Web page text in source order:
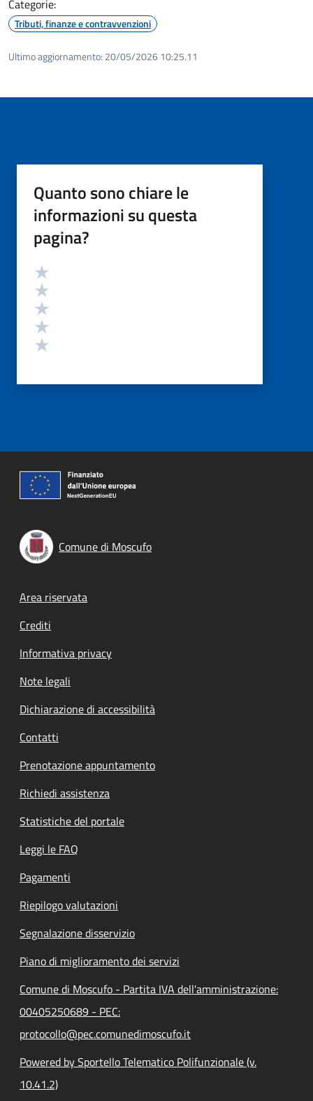
Categorie:
Tributi, finanze e contravvenzioni
Ultimo aggiornamento: 20/05/2026 10:25.11
Quanto sono chiare le
informazioni su questa
pagina?
Valutazione
Comune di Moscufo
Footer menu
Area riservata
Crediti
Informativa privacy
Note legali
Dichiarazione di accessibilità
Contatti
Prenotazione appuntamento
Richiedi assistenza
Statistiche del portale
Leggi le FAQ
Pagamenti
Riepilogo valutazioni
Segnalazione disservizio
Piano di miglioramento dei servizi
Comune di Moscufo - Partita IVA dell'amministrazione:
00405250689 - PEC:
protocollo@pec.comunedimoscufo.it
Powered by Sportello Telematico Polifunzionale (v.
10.41.2)